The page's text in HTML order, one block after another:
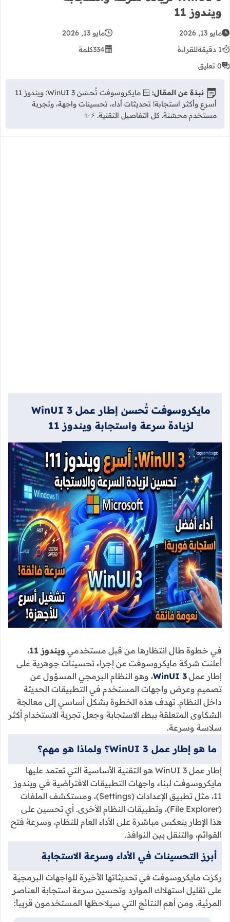
ويندوز 11
مايو 13, 2026
مايو 13, 2026
1 دقيقة
للقراءة 334كلمة
0 تعليق
نبذة عن المقال:
🪟 مايكروسوفت تُحسّن WinUI 3: ويندوز 11
أسرع وأكثر استجابة! تحديثات أداء، تحسينات واجهة، وتجربة
مستخدم محسّنة. كل التفاصيل التقنية. ⚡✨
مايكروسوفت تُحسن إطار عمل WinUI 3
لزيادة سرعة واستجابة ويندوز 11
في خطوة طال انتظارها من قبل مستخدمي ويندوز 11
،
أعلنت شركة مايكروسوفت عن إجراء تحسينات جوهرية على
إطار عمل WinUI 3، وهو النظام البرمجي المسؤول عن
تصميم وعرض واجهات المستخدم في التطبيقات الحديثة
داخل النظام. تهدف هذه الخطوة بشكل أساسي إلى معالجة
الشكاوى المتعلقة ببطء الاستجابة وجعل تجربة الاستخدام أكثر
سلاسة وسرعة.
ما هو إطار عمل WinUI 3؟ ولماذا هو مهم؟
إطار عمل WinUI 3 هو التقنية الأساسية التي تعتمد عليها
مايكروسوفت لبناء واجهات التطبيقات الافتراضية في ويندوز
11، مثل تطبيق الإعدادات (Settings)، ومستكشف الملفات
(File Explorer)، وتطبيقات النظام الأخرى. أي تحسين على
هذا الإطار ينعكس مباشرة على الأداء العام للنظام، وسرعة فتح
القوائم، والتنقل بين النوافذ.
أبرز التحسينات في الأداء وسرعة الاستجابة
ركزت مايكروسوفت في تحديثاتها الأخيرة للواجهات البرمجية
على تقليل استهلاك الموارد وتحسين سرعة استجابة العناصر
المرئية. ومن أهم النتائج التي سيلاحظها المستخدمون قريباً: